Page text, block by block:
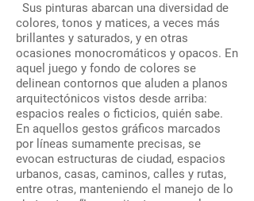
Sus pinturas abarcan una diversidad de
colores, tonos y matices, a veces más
brillantes y saturados, y en otras
ocasiones monocromáticos y opacos. En
aquel juego y fondo de colores se
delinean contornos que aluden a planos
arquitectónicos vistos desde arriba:
espacios reales o ficticios, quién sabe.
En aquellos gestos gráficos marcados
por líneas sumamente precisas, se
evocan estructuras de ciudad, espacios
urbanos, casas, caminos, calles y rutas,
entre otras, manteniendo el manejo de lo